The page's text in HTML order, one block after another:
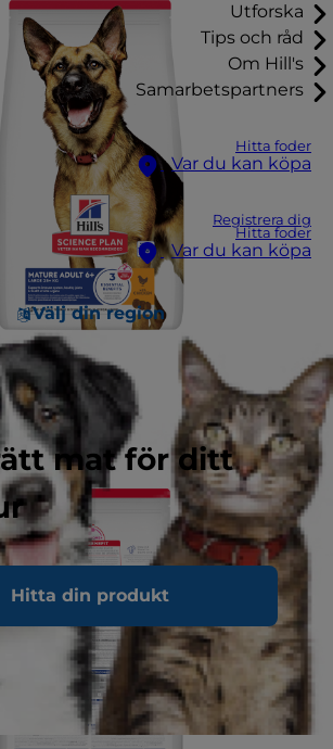
Utforska
Tips och råd
Om Hill's
Samarbetspartners
Hitta foder
Var du kan köpa
Registrera dig
Hitta foder
Var du kan köpa
Välj din region
mat för ditt
Hitta din produkt